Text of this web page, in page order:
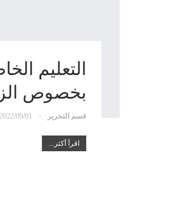
التعليم
بخصوص
قسم التحرير 2022/09/01
اقرأ أكثر...